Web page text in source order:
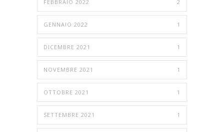
FEBBRAIO 2022 2
GENNAIO 2022 1
DICEMBRE 2021 1
NOVEMBRE 2021 1
OTTOBRE 2021 1
SETTEMBRE 2021 1